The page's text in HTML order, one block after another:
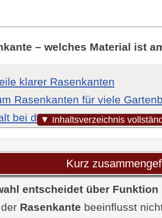
▼ Inhaltsverzeichnis
– welches Material ist
klarer Rasenkanten
Rasenkanten für viele
bei der Gestaltung
Nachteile von Rasenkanten
Arten von Rasenkanten:
Rasenkante
aus Metall
aus Kunststoff oder
Kurz
entscheidet über Funktion
Rasenkante beeinflusst